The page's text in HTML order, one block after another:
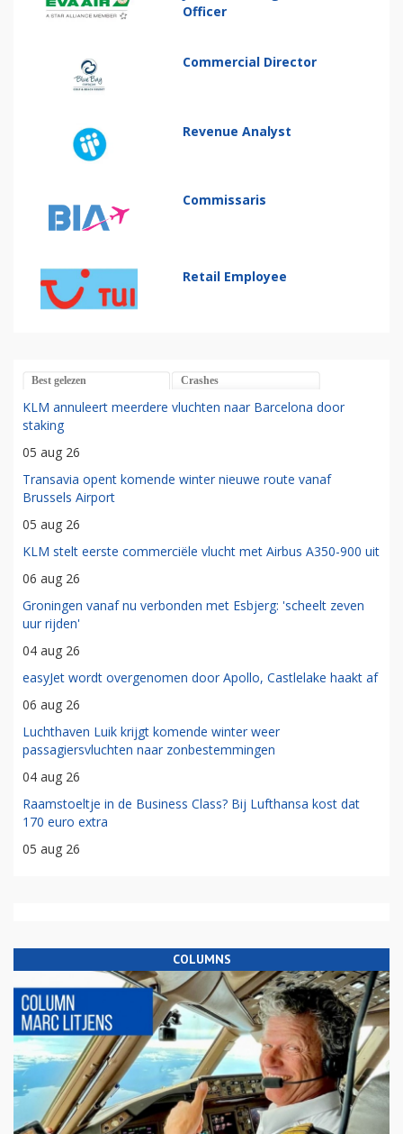
Officer
Commercial Director
Revenue Analyst
Commissaris
Retail Employee
Best gelezen Crashes
KLM annuleert meerdere vluchten naar Barcelona door
staking
05 aug 26
Transavia opent komende winter nieuwe route vanaf
Brussels Airport
05 aug 26
KLM stelt eerste commerciële vlucht met Airbus A350-900 uit
06 aug 26
Groningen vanaf nu verbonden met Esbjerg: 'scheelt zeven
uur rijden'
04 aug 26
easyJet wordt overgenomen door Apollo, Castlelake haakt af
06 aug 26
Luchthaven Luik krijgt komende winter weer
passagiersvluchten naar zonbestemmingen
04 aug 26
Raamstoeltje in de Business Class? Bij Lufthansa kost dat
170 euro extra
05 aug 26
COLUMNS